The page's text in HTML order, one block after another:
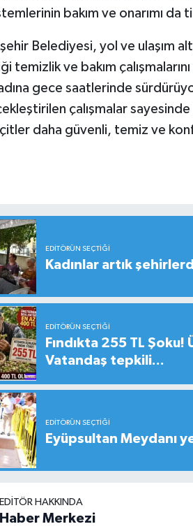
bakım ve onarımı
Belediyesi, yol ve ulaşım
ve bakım çalışmalarını
gece saatlerinde
çalışmalar sayesinde
daha güvenli, temiz ve
EDITÖRÜN SEÇTIĞI
Kadınlar artık
EDITÖRÜN SEÇTIĞI
Fındıkta 255 TL
Vatandaş tepkili...
EDITÖRÜN SEÇTIĞI
Eyüpsultan Meydanı
EDITÖR HAKKINDA
Haber Merkezi